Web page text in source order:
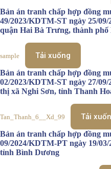
Bản án tranh chấp hợp đồng
49/2023/KDTM-ST ngày 25/09/
quận Hai Bà Trưng, thành phố
sample Tải xuống
Bản án tranh chấp hợp đồng
02/2023/KDTM-ST ngày 27/09/
thị xã Nghi Sơn, tỉnh Thanh
Tan_Thanh_6__Xd_99 Tải
Bản án tranh chấp hợp đồng
09/2024/KDTM-PT ngày 19/
tỉnh Bình Dương